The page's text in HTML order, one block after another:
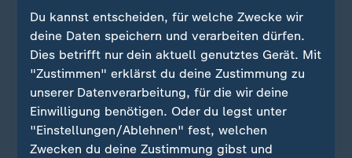
Nachrichten | Thema
Whistleblower - Assange, Snowden
und Co.
Whistleblower machen auf Missstände oder
Gefahren in ihrer Firma oder Behörde aufmerksam.
Du kannst entscheiden, für welche Zwecke wir
deine Daten speichern und verarbeiten dürfen.
Dies betrifft nur dein aktuell genutztes Gerät. Mit
"Zustimmen" erklärst du deine Zustimmung zu
unserer Datenverarbeitung, für die wir deine
Einwilligung benötigen. Oder du legst unter
"Einstellungen/Ablehnen" fest, welchen
Zwecken du deine Zustimmung gibst und